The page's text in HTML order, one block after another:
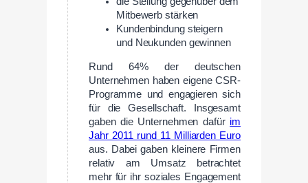
Mitbewerb stärken
Kundenbindung steigern
und Neukunden gewinnen
Rund 64% der deutschen
Unternehmen haben eigene CSR-
Programme und engagieren sich
für die Gesellschaft. Insgesamt
gaben die Unternehmen dafür im
Jahr 2011 rund 11 Milliarden Euro
aus. Dabei gaben kleinere Firmen
relativ am Umsatz betrachtet
mehr für ihr soziales Engagement